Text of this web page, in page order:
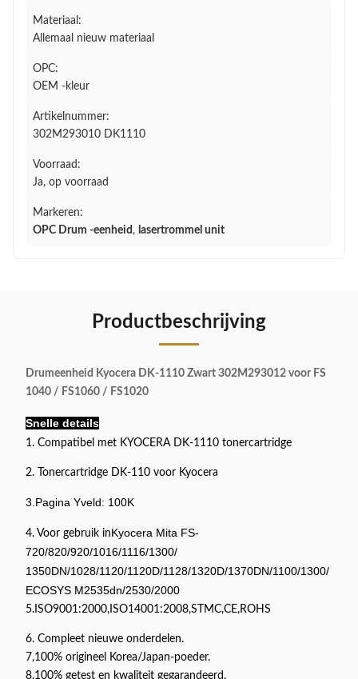
Materiaal:
Allemaal nieuw materiaal
OPC:
OEM -kleur
Artikelnummer:
302M293010 DK1110
Voorraad:
Ja, op voorraad
Markeren:
OPC Drum -eenheid , lasertrommel unit
Productbeschrijving
Drumeenheid Kyocera DK-1110 Zwart 302M293012 voor FS
1040 / FS1060 / FS1020
Snelle details
1. Compatibel met KYOCERA DK-1110 tonercartridge
2. Tonercartridge DK-110 voor Kyocera
3.Pagina Yveld: 100K
4. Voor gebruik inKyocera Mita FS-
720/820/920/1016/1116/1300/
1350DN/1028/1120/1120D/1128/1320D/1370DN/1100/1300/
ECOSYS M2535dn/2530/2000
5.ISO9001:2000,ISO14001:2008,STMC,CE,ROHS
6. Compleet nieuwe onderdelen.
7,100% origineel Korea/Japan-poeder.
8.100% getest en kwaliteit gegarandeerd.